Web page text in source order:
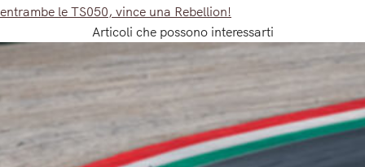
entrambe le TS050, vince una Rebellion!
Articoli che possono interessarti